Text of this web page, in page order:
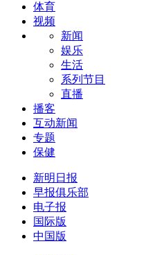
体育
视频
新闻
娱乐
生活
系列节目
直播
播客
互动新闻
专题
保健
新明日报
早报俱乐部
电子报
国际版
中国版